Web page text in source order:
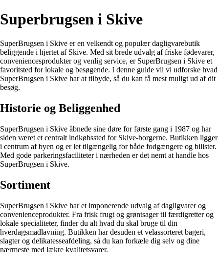
Superbrugsen i Skive
SuperBrugsen i Skive er en velkendt og populær dagligvarebutik
beliggende i hjertet af Skive. Med sit brede udvalg af friske fødevarer,
conveniencesprodukter og venlig service, er SuperBrugsen i Skive et
favoritsted for lokale og besøgende. I denne guide vil vi udforske hvad
SuperBrugsen i Skive har at tilbyde, så du kan få mest muligt ud af dit
besøg.
Historie og Beliggenhed
SuperBrugsen i Skive åbnede sine døre for første gang i 1987 og har
siden været et centralt indkøbssted for Skive-borgerne. Butikken ligger
i centrum af byen og er let tilgængelig for både fodgængere og bilister.
Med gode parkeringsfaciliteter i nærheden er det nemt at handle hos
SuperBrugsen i Skive.
Sortiment
SuperBrugsen i Skive har et imponerende udvalg af dagligvarer og
convenienceprodukter. Fra frisk frugt og grøntsager til færdigretter og
lokale specialiteter, finder du alt hvad du skal bruge til din
hverdagsmadlavning. Butikken har desuden et velassorteret bageri,
slagter og delikatesseafdeling, så du kan forkæle dig selv og dine
nærmeste med lækre kvalitetsvarer.